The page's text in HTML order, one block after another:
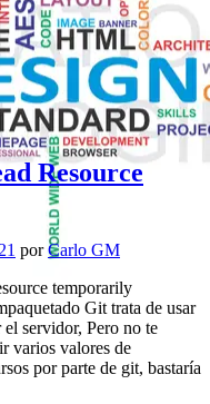
Resource
porCarlo GM
temporarily
Git trata de usar
servidor, Pero no te
varios valores de
por parte de git, bastaría
temporarily unavailable